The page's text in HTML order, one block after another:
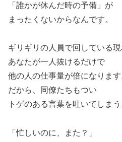
「誰かが休んだ時の予備」が
まったくないからなんです。
ギリギリの人員で回している現
あなたが一人抜けるだけで
他の人の仕事量が倍になります
だから、同僚たちもつい
トゲのある言葉を吐いてしまう
「忙しいのに、また？」